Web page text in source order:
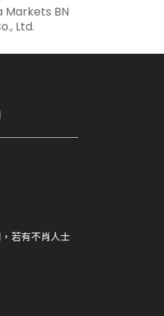
Markets BN
Ltd.
若有不肖人士